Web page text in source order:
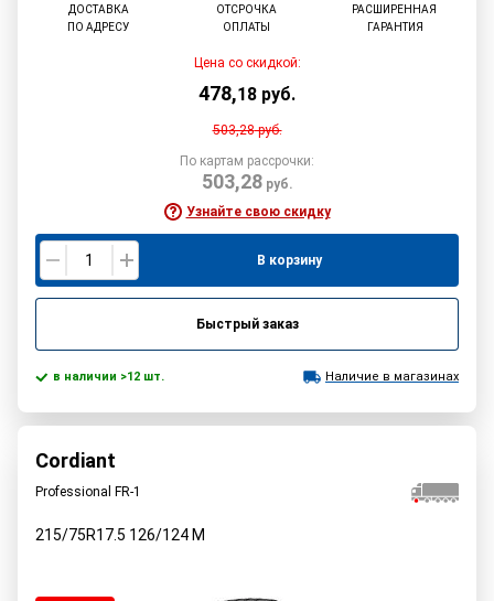
ДОСТАВКА
ПО АДРЕСУ
ОТСРОЧКА
ОПЛАТЫ
РАСШИРЕННАЯ
ГАРАНТИЯ
Цена со скидкой:
478,18 руб.
503,28руб.
По картам рассрочки:
503,28руб.
Узнайте свою скидку
В корзину
Быстрый заказ
в наличии >12 шт. Наличие в магазинах
Cordiant
Professional FR-1
215/75R17.5 126/124 M